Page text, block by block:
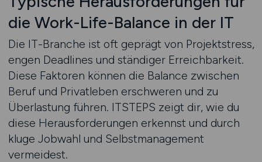
die Work-Life-Balance in der IT
Die IT-Branche ist oft geprägt von Projektstress,
engen Deadlines und ständiger Erreichbarkeit.
Diese Faktoren können die Balance zwischen
Beruf und Privatleben erschweren und zu
Überlastung führen. ITSTEPS zeigt dir, wie du
diese Herausforderungen erkennst und durch
kluge Jobwahl und Selbstmanagement
vermeidest.